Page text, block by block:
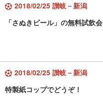
2018/02/25 讃岐－新潟
「さぬきビール」の無料試飲会
2018/02/25 讃岐－新潟
特製紙コップでどうぞ！